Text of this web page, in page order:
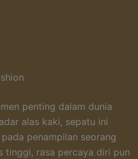
penting dalam dunia
alas kaki, sepatu ini
penampilan seorang
tinggi, rasa percaya diri pun